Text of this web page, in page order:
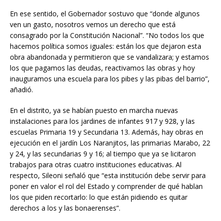
En ese sentido, el Gobernador sostuvo que “donde algunos
ven un gasto, nosotros vemos un derecho que está
consagrado por la Constitución Nacional”. “No todos los que
hacemos política somos iguales: están los que dejaron esta
obra abandonada y permitieron que se vandalizara; y estamos
los que pagamos las deudas, reactivamos las obras y hoy
inauguramos una escuela para los pibes y las pibas del barrio”,
añadió.
En el distrito, ya se habían puesto en marcha nuevas
instalaciones para los jardines de infantes 917 y 928, y las
escuelas Primaria 19 y Secundaria 13. Además, hay obras en
ejecución en el jardín Los Naranjitos, las primarias Marabo, 22
y 24, y las secundarias 9 y 16; al tiempo que ya se licitaron
trabajos para otras cuatro instituciones educativas. Al
respecto, Sileoni señaló que “esta institución debe servir para
poner en valor el rol del Estado y comprender de qué hablan
los que piden recortarlo: lo que están pidiendo es quitar
derechos a los y las bonaerenses”.